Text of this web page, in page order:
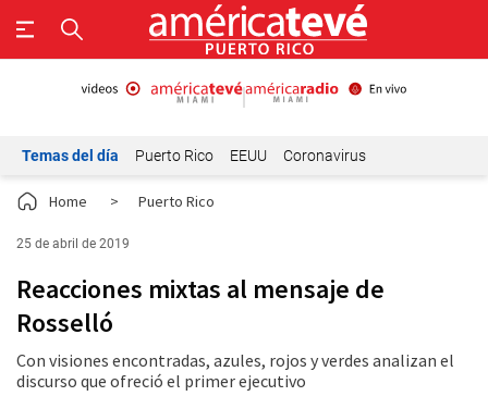
Temas del día Puerto Rico EEUU Coronavirus
Home > Puerto Rico
25 de abril de 2019
Reacciones mixtas al mensaje de
Rosselló
Con visiones encontradas, azules, rojos y verdes analizan el
discurso que ofreció el primer ejecutivo